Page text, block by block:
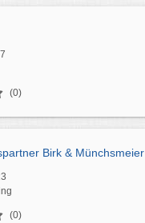
(0)
Birk &
(0)